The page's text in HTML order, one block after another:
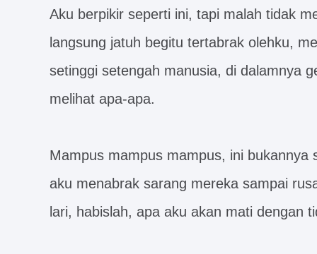
Aku berpikir seperti ini, tapi malah tidak
langsung jatuh begitu tertabrak olehku,
setinggi setengah manusia, di dalamnya
melihat apa-apa.
Mampus mampus mampus, ini
aku menabrak sarang mereka sampai
lari, habislah, apa aku akan mati dengan